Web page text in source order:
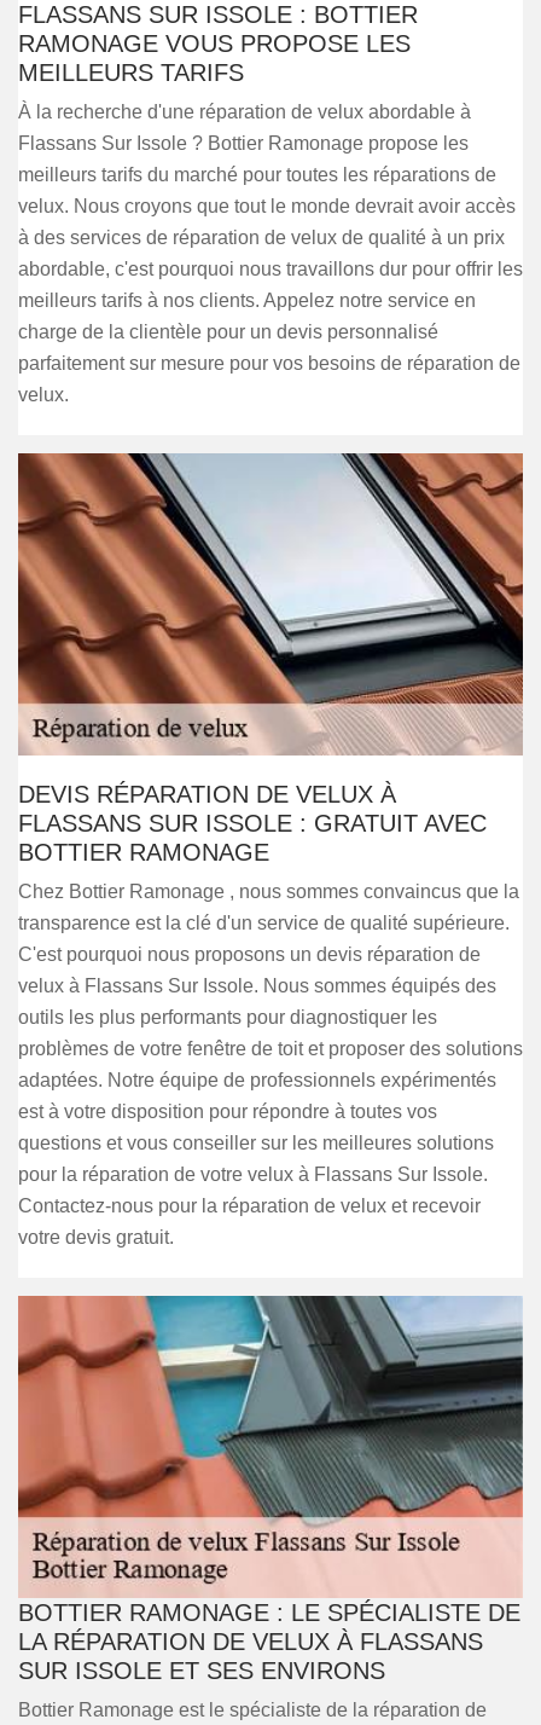
FLASSANS SUR ISSOLE : BOTTIER
RAMONAGE VOUS PROPOSE LES
MEILLEURS TARIFS
À la recherche d'une réparation de velux abordable à
Flassans Sur Issole ? Bottier Ramonage propose les
meilleurs tarifs du marché pour toutes les réparations de
velux. Nous croyons que tout le monde devrait avoir accès
à des services de réparation de velux de qualité à un prix
abordable, c'est pourquoi nous travaillons dur pour offrir les
meilleurs tarifs à nos clients. Appelez notre service en
charge de la clientèle pour un devis personnalisé
parfaitement sur mesure pour vos besoins de réparation de
velux.
DEVIS RÉPARATION DE VELUX À
FLASSANS SUR ISSOLE : GRATUIT AVEC
BOTTIER RAMONAGE
Chez Bottier Ramonage , nous sommes convaincus que la
transparence est la clé d'un service de qualité supérieure.
C'est pourquoi nous proposons un devis réparation de
velux à Flassans Sur Issole. Nous sommes équipés des
outils les plus performants pour diagnostiquer les
problèmes de votre fenêtre de toit et proposer des solutions
adaptées. Notre équipe de professionnels expérimentés
est à votre disposition pour répondre à toutes vos
questions et vous conseiller sur les meilleures solutions
pour la réparation de votre velux à Flassans Sur Issole.
Contactez-nous pour la réparation de velux et recevoir
votre devis gratuit.
BOTTIER RAMONAGE : LE SPÉCIALISTE DE
LA RÉPARATION DE VELUX À FLASSANS
SUR ISSOLE ET SES ENVIRONS
Bottier Ramonage est le spécialiste de la réparation de